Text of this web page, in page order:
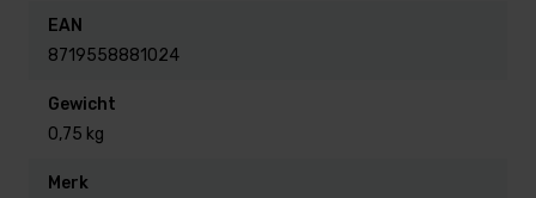
Tip! Vooraf dode huidcellen verwijderen d.m.v.
schubhandschoen en zeep bevordert de werking van
EAN
8719558881024
Gewicht
0,75 kg
Merk